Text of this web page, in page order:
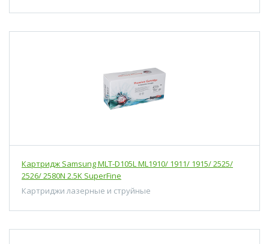
Картридж Samsung MLT-D105L ML1910/ 1911/ 1915/ 2525/
2526/ 2580N 2.5K SuperFine
Картриджи лазерные и струйные